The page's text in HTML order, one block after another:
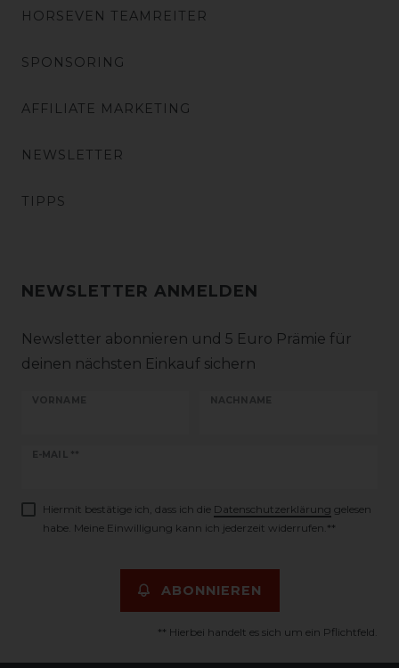
HORSEVEN TEAMREITER
SPONSORING
AFFILIATE MARKETING
NEWSLETTER
TIPPS
NEWSLETTER ANMELDEN
Newsletter abonnieren und 5 Euro Prämie für
deinen nächsten Einkauf sichern
VORNAME NACHNAME
E-MAIL **
Newsletter
Hiermit bestätige ich, dass ich die Daten­schutz­erklärung gelesen
habe. Meine Einwilligung kann ich jederzeit widerrufen.**
ABONNIEREN
** Hierbei handelt es sich um ein Pflichtfeld.